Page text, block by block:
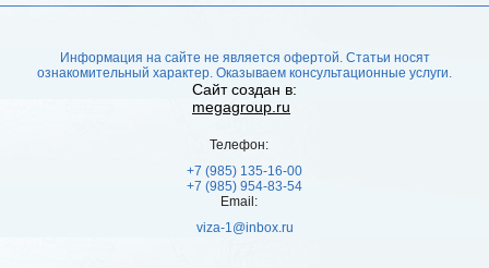
Информация на сайте не является офертой. Статьи носят
ознакомительный характер. Оказываем консультационные услуги.
Сайт создан в:
megagroup.ru
Телефон:
+7 (985) 135-16-00
+7 (985) 954-83-54
Email:
viza-1@inbox.ru